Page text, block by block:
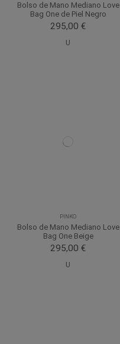
Bolso de Mano Mediano Love
Bag One de Piel Negro
295,00 €
U
PINKO
Bolso de Mano Mediano Love
Bag One Beige
295,00 €
U